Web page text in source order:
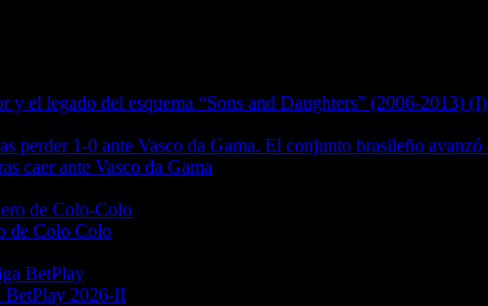
el legado del esquema “Sons and Daughters” (2006-2013) (I)
caer ante Vasco da Gama
de Colo Colo
BetPlay 2026-II